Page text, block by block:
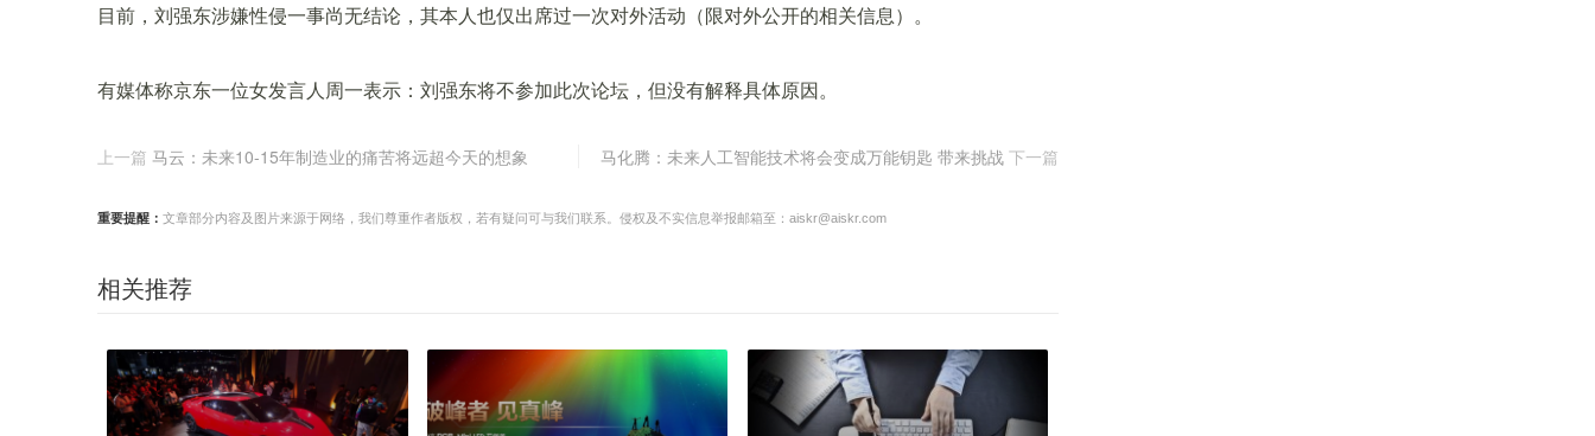
目前，刘强东涉嫌性侵一事尚无结论，其本人也仅出席过一次对外活动（限对外公开的相关信息）。
有媒体称京东一位女发言人周一表示：刘强东将不参加此次论坛，但没有解释具体原因。
上一篇 马云：未来10-15年制造业的痛苦将远超今天的想象 马化腾：未来人工智能技术将会变成万能钥匙 带来挑战 下一篇
重要提醒： 文章部分内容及图片来源于网络，我们尊重作者版权，若有疑问可与我们联系。侵权及不实信息举报邮箱至：aiskr@aiskr.com
相关推荐